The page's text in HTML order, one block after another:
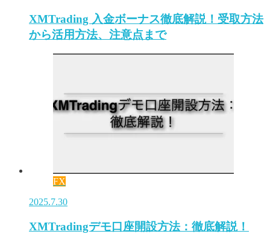
XMTrading 入金ボーナス徹底解説！受取方法
から活用方法、注意点まで
FX
2025.7.30
XMTradingデモ口座開設方法：徹底解説！